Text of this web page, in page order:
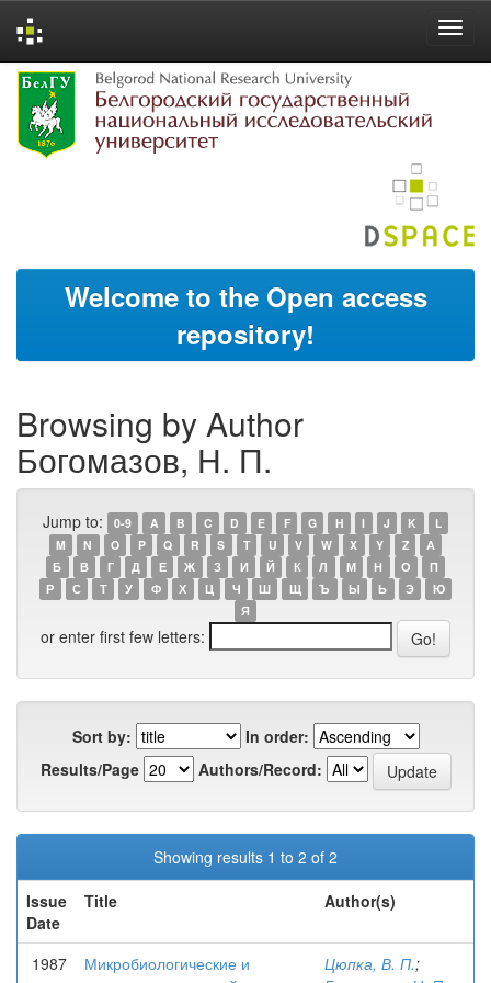
Skip
navigation
Welcome to the Open access
repository!
Browsing by Author
Богомазов, Н. П.
Jump to: 0-9 A B C D E F G H I J K
L
M
N O P Q R S T U V W X Y Z
А
Б
В Г Д Е Ж З И Й К Л М Н О
П
Р
С Т У Ф Х Ц Ч Ш Щ Ъ Ы Ь Э
Ю
Я
or enter first few letters:
Sort by:
In order:
Results/Page
Authors/Record:
Showing results 1 to 2 of 2
Issue
Date
Title Author(s)
1987
Микробиологические и
Цюпка, В. П.;